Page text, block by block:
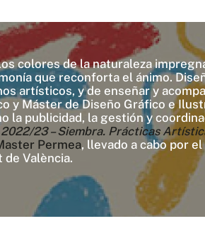
colores de la naturaleza
que reconforta el ánimo.
artísticos, y de enseñar y
y Máster de Diseño Gráfico e
la publicidad, la gestión y
2022/23 – Siembra. Prácticas
Permea, llevado a cabo por
València.